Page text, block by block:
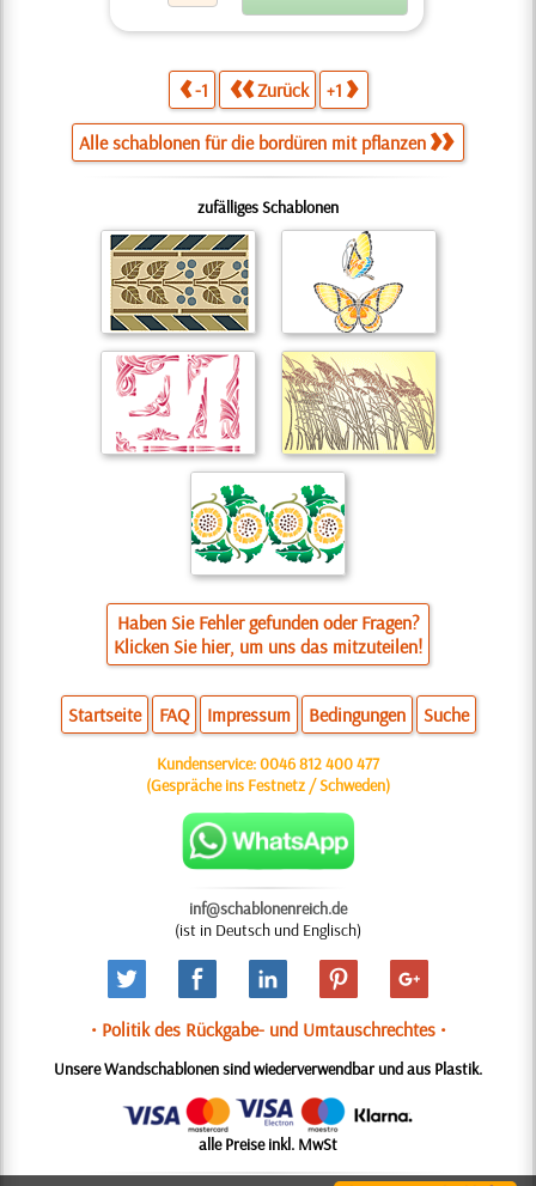
-1 Zurück +1
Alle schablonen für die bordüren mit pflanzen
zufälliges Schablonen
Haben Sie Fehler gefunden oder Fragen?
Klicken Sie hier, um uns das mitzuteilen!
Startseite FAQ Impressum Bedingungen Suche
Kundenservice:0046 812 400 477
(Gespräche ins Festnetz / Schweden)
inf@schablonenreich.de
(ist in Deutsch und Englisch)
• Politik des Rückgabe- und Umtauschrechtes •
Unsere Wandschablonen sind wiederverwendbar und aus Plastik.
alle Preise inkl. MwSt